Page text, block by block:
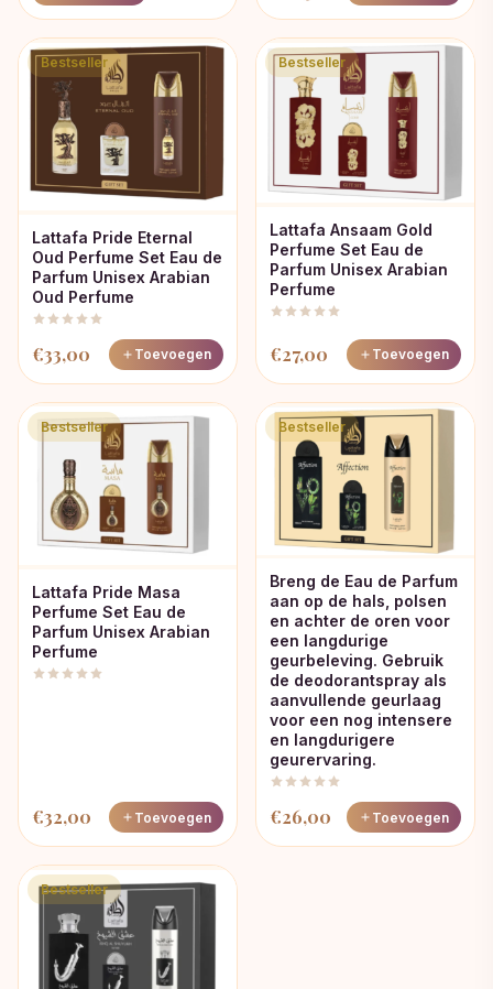
was:
€32,00.
is:
€28,00.
Bestseller
Lattafa Pride Eternal
Oud Perfume Set Eau de
Parfum Unisex Arabian
Oud Perfume
€33,00 Toevoegen
Bestseller
Lattafa Ansaam Gold
Perfume Set Eau de
Parfum Unisex Arabian
Perfume
€27,00 Toevoegen
Bestseller
Lattafa Pride Masa
Perfume Set Eau de
Parfum Unisex Arabian
Perfume
€32,00 Toevoegen
Bestseller
Breng de Eau de Parfum
aan op de hals, polsen
en achter de oren voor
een langdurige
geurbeleving. Gebruik
de deodorantspray als
aanvullende geurlaag
voor een nog intensere
en langdurigere
geurervaring.
€26,00 Toevoegen
Bestseller